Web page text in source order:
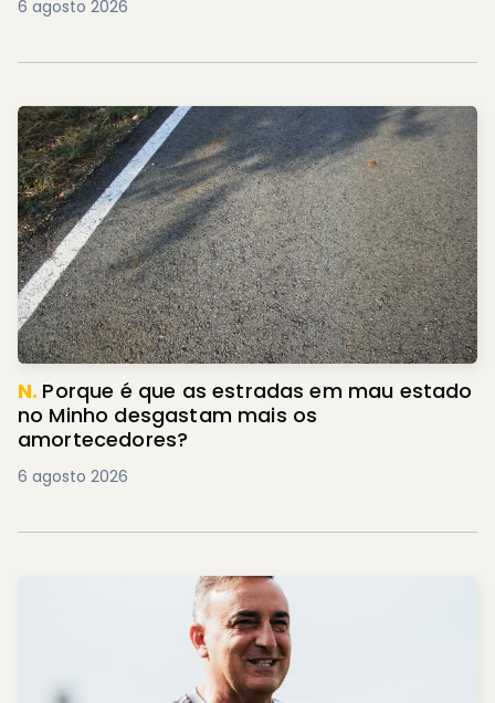
6 agosto 2026
N. Porque é que as estradas em mau estado
no Minho desgastam mais os
amortecedores?
6 agosto 2026